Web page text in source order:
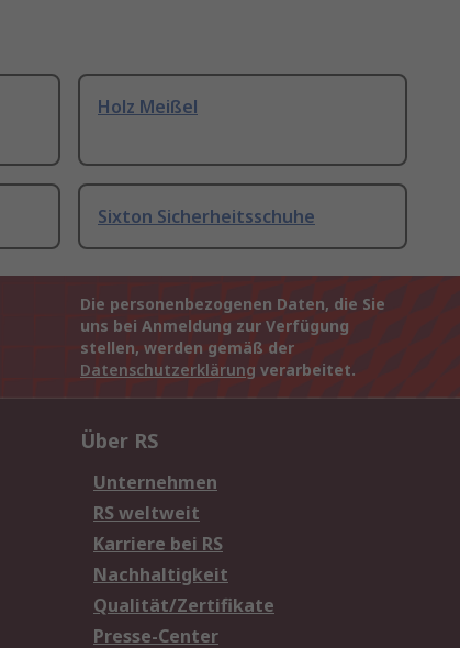
Holz Meißel
Sixton Sicherheitsschuhe
Die personenbezogenen Daten, die Sie
uns bei Anmeldung zur Verfügung
stellen, werden gemäß der
Datenschutzerklärung verarbeitet.
Über RS
Unternehmen
RS weltweit
Karriere bei RS
Nachhaltigkeit
Qualität/Zertifikate
Presse-Center